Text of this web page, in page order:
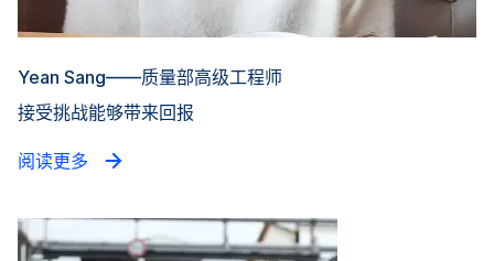
Yean Sang——质量部高级工程师
接受挑战能够带来回报
阅读更多